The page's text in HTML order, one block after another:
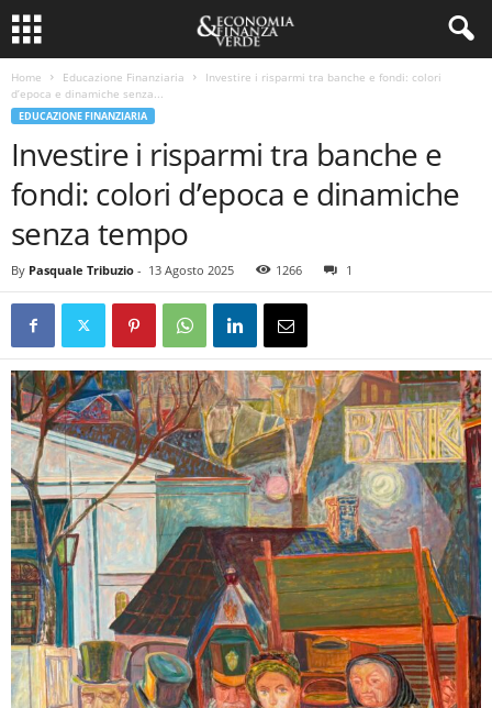
Home Educazione Finanziaria
Investire i risparmi tra banche e fondi: colori
d’epoca e dinamiche senza...
EDUCAZIONE FINANZIARIA
Investire i risparmi tra banche e
fondi: colori d’epoca e dinamiche
senza tempo
By Pasquale Tribuzio - 13 Agosto 2025 1266 1